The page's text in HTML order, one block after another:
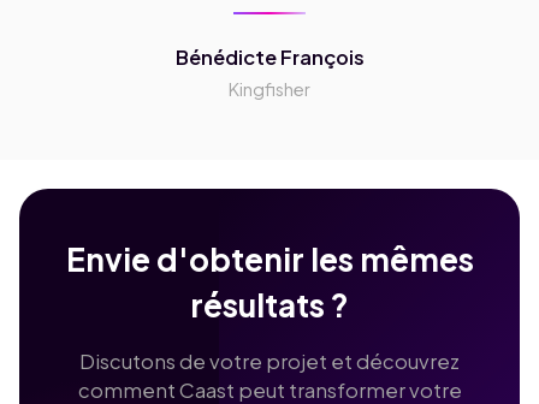
Bénédicte François
Kingfisher
Envie d'obtenir les mêmes
résultats ?
Discutons de votre projet et découvrez
comment Caast peut transformer votre